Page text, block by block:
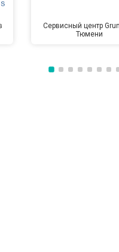
Сервисный центр
Тюмени